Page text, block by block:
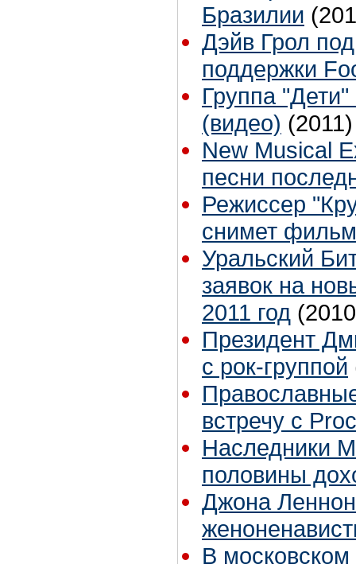
Бразилии
Дэйв Грол
поддержки
Группа
(видео) (2011)
New Musical
песни
Режиссер
снимет
Уральский
заявок на
2011 год
Президент
с рок-группой
встречу с
Наследники
половины
Джона
В московском